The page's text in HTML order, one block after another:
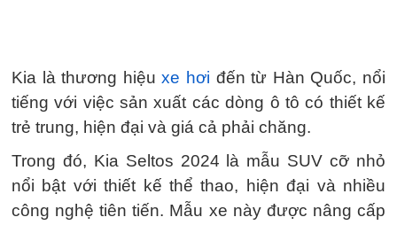
Kia là thương hiệuxe hơi đến từ Hàn Quốc, nổi
tiếng với việc sản xuất các dòng ô tô có thiết kế
trẻ trung, hiện đại và giá cả phải chăng.
Trong đó, Kia Seltos 2024 là mẫu SUV cỡ nhỏ
nổi bật với thiết kế thể thao, hiện đại và nhiều
công nghệ tiên tiến. Mẫu xe này được nâng cấp